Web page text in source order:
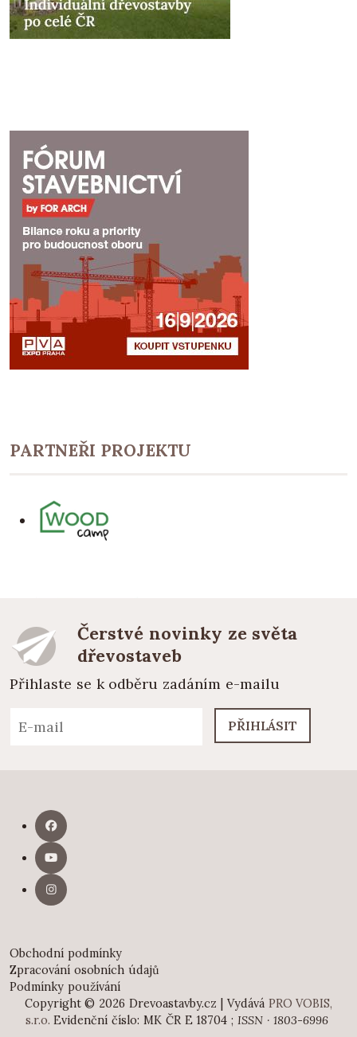
PARTNEŘI PROJEKTU
Čerstvé novinky ze světa
dřevostaveb
Přihlaste se k odběru zadáním e-mailu
PŘIHLÁSIT
Obchodní podmínky
Zpracování osobních údajů
Podmínky používání
Copyright © 2026 Drevoastavby.cz | Vydává PRO VOBIS,
s.r.o. Evidenční číslo: MK ČR E 18704 ; ISSN · 1803-6996